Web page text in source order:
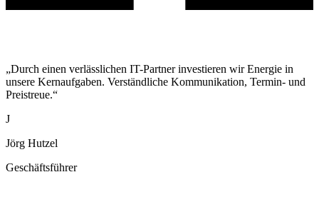
„Durch einen verlässlichen IT-Partner investieren wir Energie in
unsere Kernaufgaben. Verständliche Kommunikation, Termin- und
Preistreue.“
J
Jörg Hutzel
Geschäftsführer